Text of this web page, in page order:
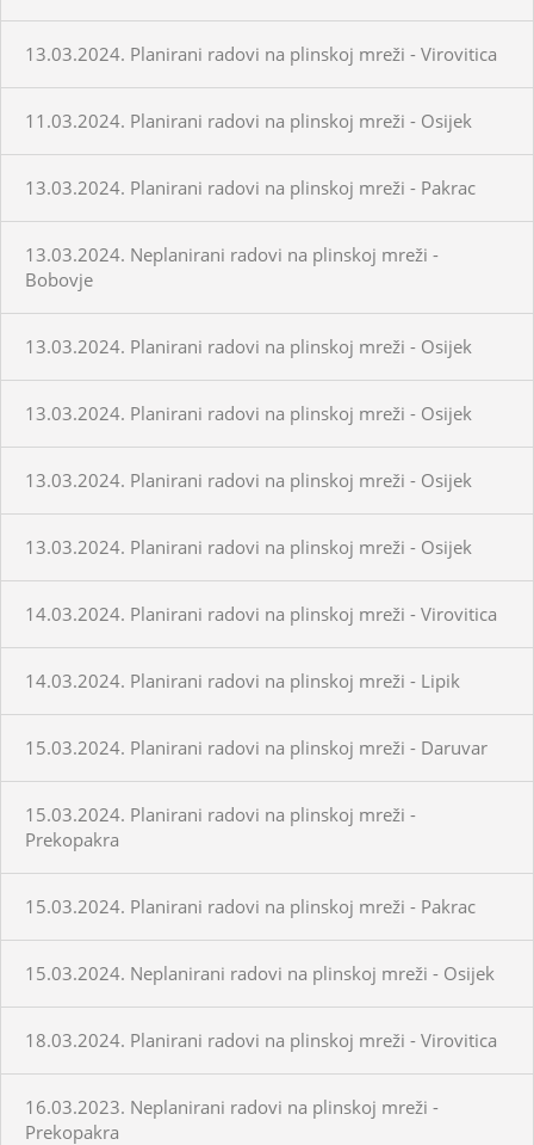
13.03.2024. Planirani radovi na plinskoj mreži - Virovitica
11.03.2024. Planirani radovi na plinskoj mreži - Osijek
13.03.2024. Planirani radovi na plinskoj mreži - Pakrac
13.03.2024. Neplanirani radovi na plinskoj mreži -
Bobovje
13.03.2024. Planirani radovi na plinskoj mreži - Osijek
13.03.2024. Planirani radovi na plinskoj mreži - Osijek
13.03.2024. Planirani radovi na plinskoj mreži - Osijek
13.03.2024. Planirani radovi na plinskoj mreži - Osijek
14.03.2024. Planirani radovi na plinskoj mreži - Virovitica
14.03.2024. Planirani radovi na plinskoj mreži - Lipik
15.03.2024. Planirani radovi na plinskoj mreži - Daruvar
15.03.2024. Planirani radovi na plinskoj mreži -
Prekopakra
15.03.2024. Planirani radovi na plinskoj mreži - Pakrac
15.03.2024. Neplanirani radovi na plinskoj mreži - Osijek
18.03.2024. Planirani radovi na plinskoj mreži - Virovitica
16.03.2023. Neplanirani radovi na plinskoj mreži -
Prekopakra